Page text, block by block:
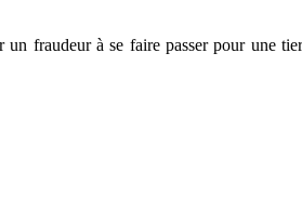
fraudeur à se faire passer pour une